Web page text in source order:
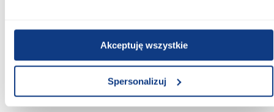
Akceptuję wszystkie
Spersonalizuj
200x200
Ze stelażem
Zobacz więcej >